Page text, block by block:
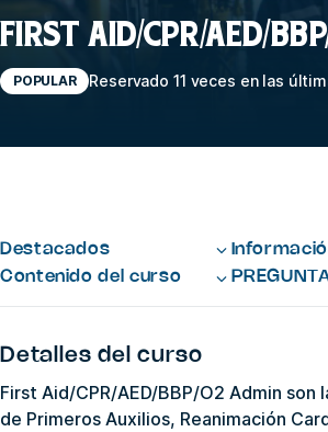
FIRST AID/CPR/AED/
POPULAR Reservado 11 veces en las
Destacados
Contenido del curso
Detalles del curso
First Aid/CPR/AED/BBP/O2 Admin son
de Primeros Auxilios, Reanimación